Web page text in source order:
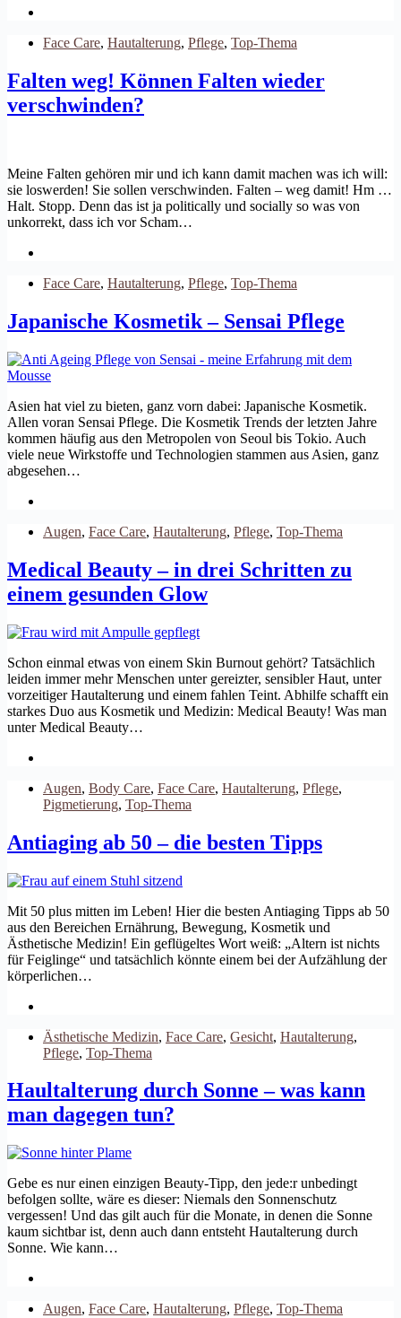
Face Care, Hautalterung, Pflege, Top-Thema
Falten weg! Können Falten wieder
verschwinden?
Meine Falten gehören mir und ich kann damit machen was ich will:
sie loswerden! Sie sollen verschwinden. Falten – weg damit! Hm …
Halt. Stopp. Denn das ist ja politically und socially so was von
unkorrekt, dass ich vor Scham…
Face Care, Hautalterung, Pflege, Top-Thema
Japanische Kosmetik – Sensai Pflege
Asien hat viel zu bieten, ganz vorn dabei: Japanische Kosmetik.
Allen voran Sensai Pflege. Die Kosmetik Trends der letzten Jahre
kommen häufig aus den Metropolen von Seoul bis Tokio. Auch
viele neue Wirkstoffe und Technologien stammen aus Asien, ganz
abgesehen…
Augen, Face Care, Hautalterung, Pflege, Top-Thema
Medical Beauty – in drei Schritten zu
einem gesunden Glow
Schon einmal etwas von einem Skin Burnout gehört? Tatsächlich
leiden immer mehr Menschen unter gereizter, sensibler Haut, unter
vorzeitiger Hautalterung und einem fahlen Teint. Abhilfe schafft ein
starkes Duo aus Kosmetik und Medizin: Medical Beauty! Was man
unter Medical Beauty…
Augen, Body Care, Face Care, Hautalterung, Pflege,
Pigmetierung, Top-Thema
Antiaging ab 50 – die besten Tipps
Mit 50 plus mitten im Leben! Hier die besten Antiaging Tipps ab 50
aus den Bereichen Ernährung, Bewegung, Kosmetik und
Ästhetische Medizin! Ein geflügeltes Wort weiß: „Altern ist nichts
für Feiglinge“ und tatsächlich könnte einem bei der Aufzählung der
körperlichen…
Ästhetische Medizin, Face Care, Gesicht, Hautalterung,
Pflege, Top-Thema
Haultalterung durch Sonne – was kann
man dagegen tun?
Gebe es nur einen einzigen Beauty-Tipp, den jede:r unbedingt
befolgen sollte, wäre es dieser: Niemals den Sonnenschutz
vergessen! Und das gilt auch für die Monate, in denen die Sonne
kaum sichtbar ist, denn auch dann entsteht Hautalterung durch
Sonne. Wie kann…
Augen, Face Care, Hautalterung, Pflege, Top-Thema